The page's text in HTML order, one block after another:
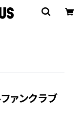
ァンクラブ